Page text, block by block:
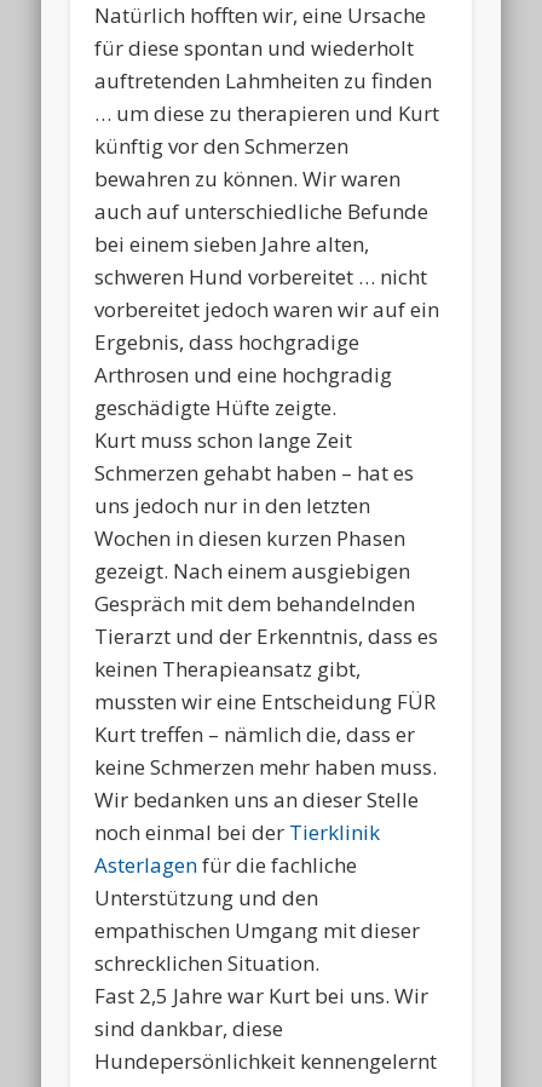
Natürlich hofften wir, eine Ursache
für diese spontan und wiederholt
auftretenden Lahmheiten zu finden
… um diese zu therapieren und Kurt
künftig vor den Schmerzen
bewahren zu können. Wir waren
auch auf unterschiedliche Befunde
bei einem sieben Jahre alten,
schweren Hund vorbereitet … nicht
vorbereitet jedoch waren wir auf ein
Ergebnis, dass hochgradige
Arthrosen und eine hochgradig
geschädigte Hüfte zeigte.
Kurt muss schon lange Zeit
Schmerzen gehabt haben – hat es
uns jedoch nur in den letzten
Wochen in diesen kurzen Phasen
gezeigt. Nach einem ausgiebigen
Gespräch mit dem behandelnden
Tierarzt und der Erkenntnis, dass es
keinen Therapieansatz gibt,
mussten wir eine Entscheidung FÜR
Kurt treffen – nämlich die, dass er
keine Schmerzen mehr haben muss.
Wir bedanken uns an dieser Stelle
noch einmal bei der Tierklinik
Asterlagenfür die fachliche
Unterstützung und den
empathischen Umgang mit dieser
schrecklichen Situation.
Fast 2,5 Jahre war Kurt bei uns. Wir
sind dankbar, diese
Hundepersönlichkeit kennengelernt